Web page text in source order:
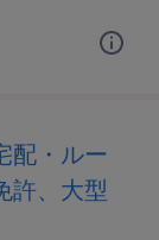
配・ルー
許、大型